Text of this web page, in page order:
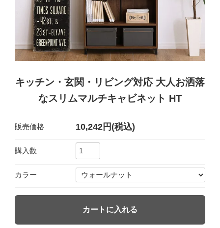
キッチン・玄関・リビング対応 大人お洒落
なスリムマルチキャビネット HT
販売価格 10,242円(税込)
購入数
カラー